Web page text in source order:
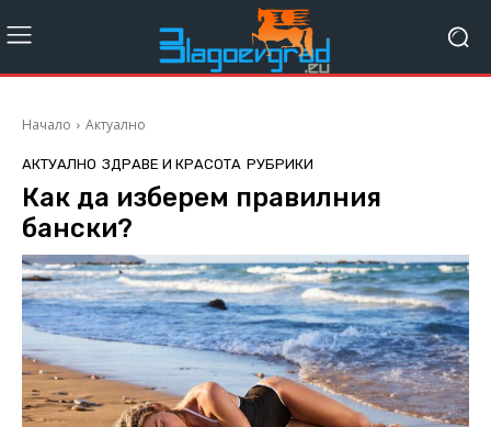
Начало Актуално
АКТУАЛНО ЗДРАВЕ И КРАСОТА РУБРИКИ
Как да изберем правилния
бански?